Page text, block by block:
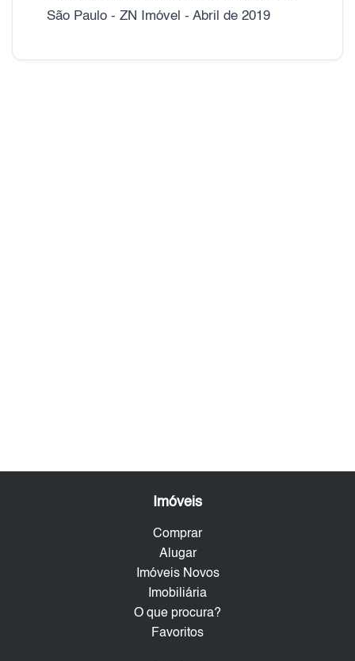
São Paulo - ZN Imóvel - Abril de 2019
Imóveis
Comprar
Alugar
Imóveis Novos
Imobiliária
O que procura?
Favoritos